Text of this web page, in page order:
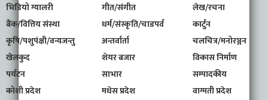
भिडियो ग्यालरी
गीत/संगीत
लेख/रचना
बैंक/वित्तिय संस्था
धर्म/संस्कृति/चाडपर्व
कार्टुन
कृषि/पशुपंक्षी/वन्यजन्तु
अन्तर्वार्ता
चलचित्र/मनोरञ्जन
खेलकुद
शेयर बजार
विकास निर्माण
पर्यटन
साभार
सम्पादकीय
कोशी प्रदेश
मधेस प्रदेश
वाग्मती प्रदेश